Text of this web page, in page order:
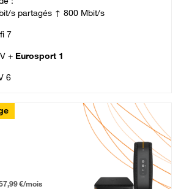
s partagés ↑ 800 Mbit/s
7
+ Eurosport 1
6
Fibre
12 mois puis 57,99 € par mois, Engagement 12 mois
€/mois